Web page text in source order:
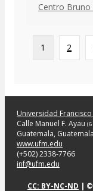
Centro Bruno
1 2
Universidad
Calle Manuel F. Ayau
Guatemala,
www.ufm.edu
(+502) 2338-7766
inf@ufm.edu
CC: BY-NC-ND |